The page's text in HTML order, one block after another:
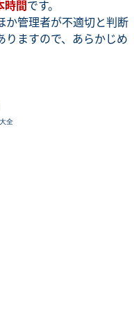
時間です。
か管理者が不適切と判断
りますので、あらかじめ
全